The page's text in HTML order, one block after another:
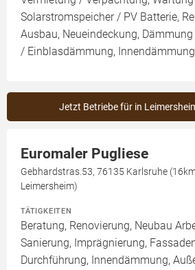
Solarstromspeicher / PV Batterie,
Ausbau, Neueindeckung,
/ Einblasdämmung,
Jetzt Betriebe für in
Euromaler Pugliese
Gebhardstras.53, 76135 Karlsruhe
Leimersheim)
TÄTIGKEITEN
Beratung, Renovierung, Neubau
Sanierung, Imprägnierung,
Durchführung, Innendämmung,